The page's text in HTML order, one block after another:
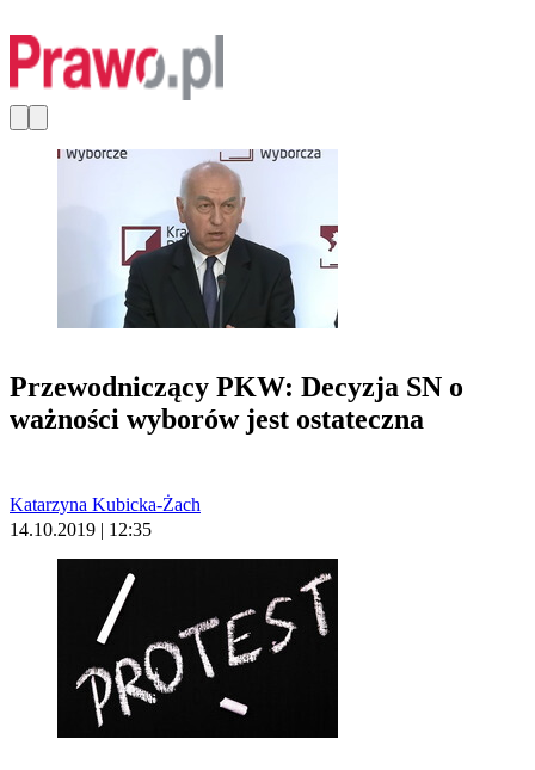
Przewodniczący PKW: Decyzja SN o
ważności wyborów jest ostateczna
Katarzyna Kubicka-Żach
14.10.2019 | 12:35